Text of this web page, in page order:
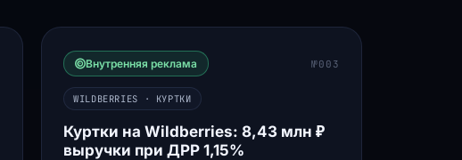
Внутренняя реклама №003
WILDBERRIES · КУРТКИ
Куртки на Wildberries: 8,43 млн ₽
выручки при ДРР 1,15%